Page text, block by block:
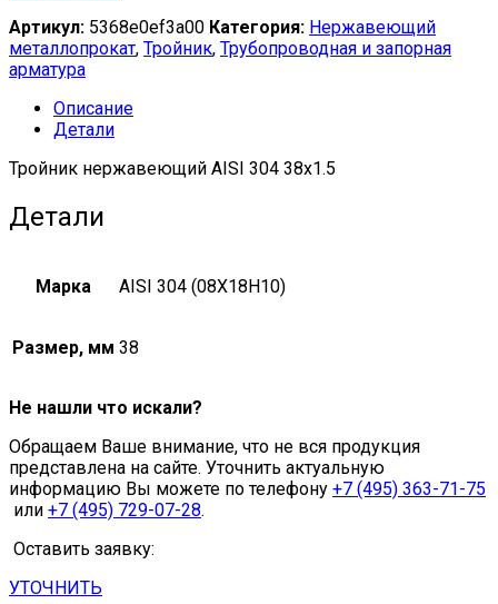
Артикул: 5368e0ef3a00 Категория: Нержавеющий
металлопрокат, Тройник, Трубопроводная и запорная
арматура
Описание
Детали
Тройник нержавеющий AISI 304 38х1.5
Детали
Марка AISI 304 (08Х18Н10)
Размер, мм 38
Не нашли что искали?
Обращаем Ваше внимание, что не вся продукция
представлена на сайте. Уточнить актуальную
информацию Вы можете по телефону +7 (495) 363-71-75
или +7 (495) 729-07-28.
Оставить заявку:
УТОЧНИТЬ